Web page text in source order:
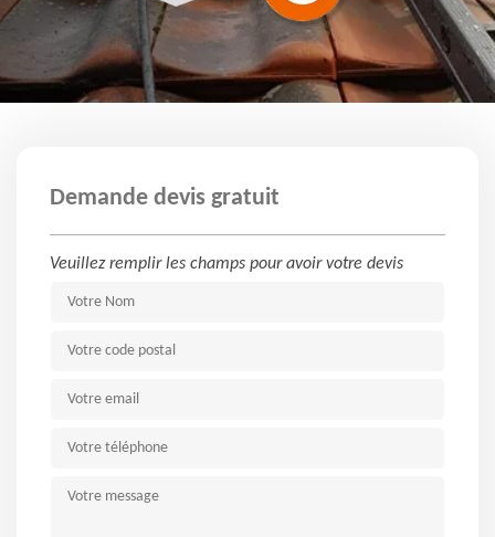
Demande devis gratuit
Veuillez remplir les champs pour avoir votre devis